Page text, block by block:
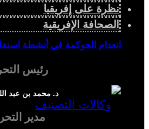
انعدام الحوكمة في أنشطة
نظرة على إفريقيا
الصحافة الإفريقية
رئيس
د. محمد بن عبد
مدير